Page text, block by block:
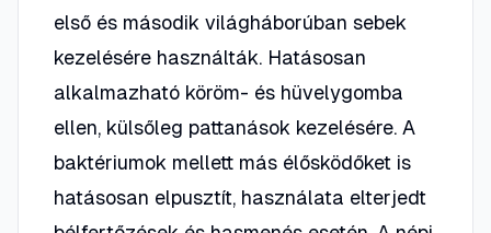
első és második világháborúban sebek
kezelésére használták. Hatásosan
alkalmazható köröm- és hüvelygomba
ellen, külsőleg pattanások kezelésére. A
baktériumok mellett más élősködőket is
hatásosan elpusztít, használata elterjedt